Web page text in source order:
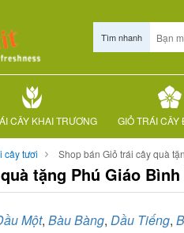
Tìm nhanh
CÂY KHAI TRƯƠNG GIỎ TRÁI CÂY
cây tươi Shop bán Giỏ trái cây quà
tặng Phú Giáo
Một, Bàu Bàng, Dầu Tiếng,